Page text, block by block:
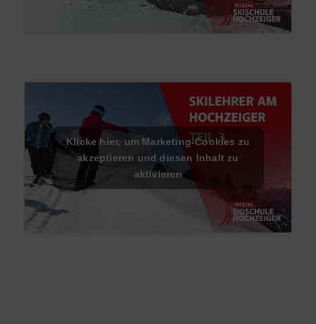
Klicke hier, um Marketing-Cookies zu
akzeptieren und diesen Inhalt zu
aktivieren